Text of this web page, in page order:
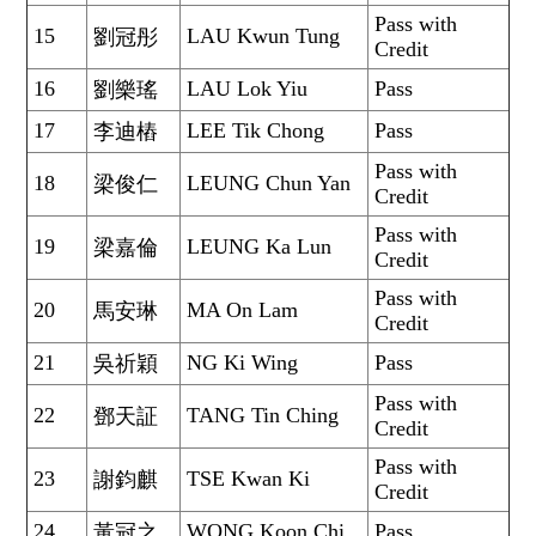
15 劉冠彤 LAU Kwun Tung
Pass with
Credit
16
劉樂瑤 LAU Lok Yiu
Pass
17
李迪樁 LEE Tik Chong Pass
18 梁俊仁 LEUNG Chun Yan
Pass with
Credit
19 梁嘉倫 LEUNG Ka Lun
Pass with
Credit
20 馬安琳 MA On Lam
Pass with
Credit
21
吳祈穎 NG Ki Wing Pass
22 鄧天証 TANG Tin Ching
Pass with
Credit
23 謝鈞麒 TSE Kwan Ki
Pass with
Credit